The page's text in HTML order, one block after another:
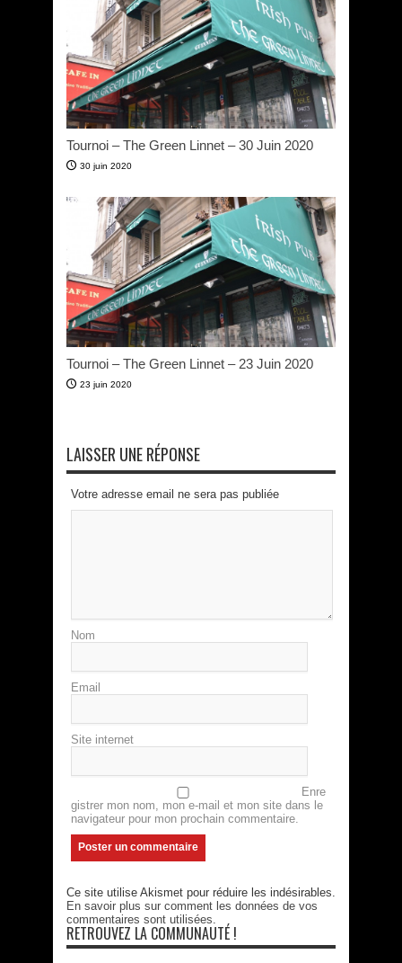
Tournoi – The Green Linnet – 30 Juin 2020
30 juin 2020
Tournoi – The Green Linnet – 23 Juin 2020
23 juin 2020
LAISSER UNE RÉPONSE
Votre adresse email ne sera pas publiée
Nom
Email
Site internet
Enre
gistrer mon nom, mon e-mail et mon site dans le
navigateur pour mon prochain commentaire.
Ce site utilise Akismet pour réduire les indésirables.
En savoir plus sur comment les données de vos
commentaires sont utilisées
RETROUVEZ LA COMMUNAUTÉ !